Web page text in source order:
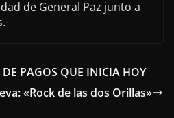
de General Paz junto a
PAGOS QUE INICIA HOY
«Rock de las dos Orillas»